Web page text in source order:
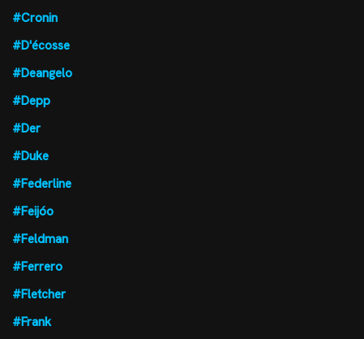
#Cronin
#D'écosse
#Deangelo
#Depp
#Der
#Duke
#Federline
#Feijóo
#Feldman
#Ferrero
#Fletcher
#Frank